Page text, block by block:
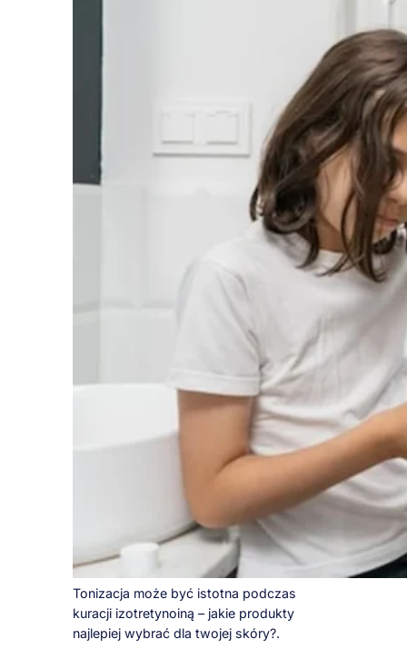
Tonizacja może być istotna podczas
kuracji izotretynoiną – jakie produkty
najlepiej wybrać dla twojej skóry?.